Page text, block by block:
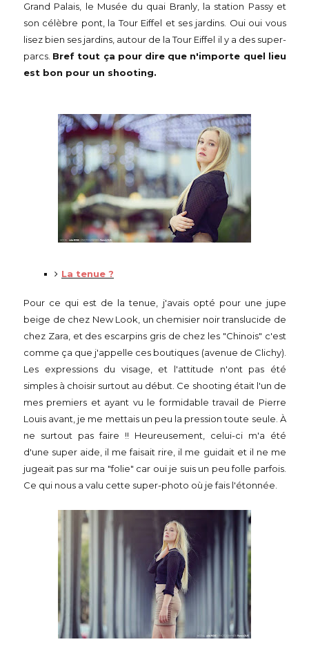
Grand Palais, le Musée du quai Branly, la station Passy et
son célèbre pont, la Tour Eiffel et ses jardins. Oui oui vous
lisez bien ses jardins, autour de la Tour Eiffel il y a des super-
parcs. Bref tout ça pour dire que n'importe quel lieu
est bon pour un shooting.
La tenue ?
Pour ce qui est de la tenue, j'avais opté pour une jupe
beige de chez New Look, un chemisier noir translucide de
chez Zara, et des escarpins gris de chez les "Chinois" c'est
comme ça que j'appelle ces boutiques (avenue de Clichy).
Les expressions du visage, et l'attitude n'ont pas été
simples à choisir surtout au début. Ce shooting était l'un de
mes premiers et ayant vu le formidable travail de Pierre
Louis avant, je me mettais un peu la pression toute seule. À
ne surtout pas faire !! Heureusement, celui-ci m'a été
d'une super aide, il me faisait rire, il me guidait et il ne me
jugeait pas sur ma "folie" car oui je suis un peu folle parfois.
Ce qui nous a valu cette super-photo où je fais l'étonnée.